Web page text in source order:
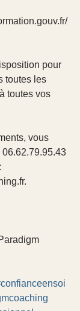
pour
toutes les
toutes vos
vous